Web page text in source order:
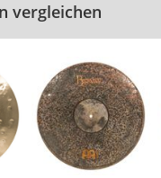
vergleichen